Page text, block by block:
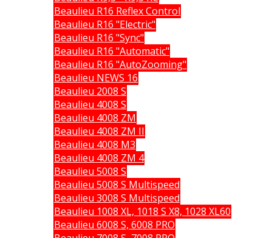
Beaulieu R16 Reflex Control
Beaulieu R16 "Electric"
Beaulieu R16 "Sync"
Beaulieu R16 "Automatic"
Beaulieu R16 "AutoZooming"
Beaulieu NEWS 16
Beaulieu 2008 S
Beaulieu 4008 S
Beaulieu 4008 ZM
Beaulieu 4008 ZM II
Beaulieu 4008 M3
Beaulieu 4008 ZM 4
Beaulieu 5008 S
Beaulieu 5008 S Multispeed
Beaulieu 3008 S Multispeed
Beaulieu 1008 XL, 1018 S X8, 1028 XL60
Beaulieu 6008 S, 6008 PRO